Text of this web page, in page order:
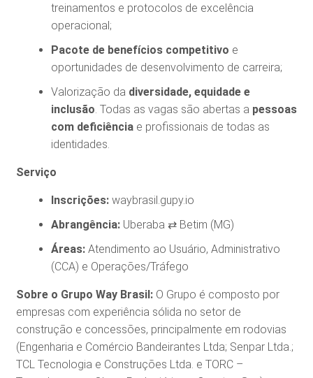
treinamentos e protocolos de excelência
operacional;
Pacote de benefícios competitivo e
oportunidades de desenvolvimento de carreira;
Valorização da diversidade, equidade e
inclusão . Todas as vagas são abertas a pessoas
com deficiênciae profissionais de todas as
identidades.
Serviço
Inscrições:waybrasil.gupy.io
Abrangência:Uberaba ⇄ Betim (MG)
Áreas:Atendimento ao Usuário, Administrativo
(CCA) e Operações/Tráfego
Sobre o Grupo Way Brasil:O Grupo é composto por
empresas com experiência sólida no setor de
construção e concessões, principalmente em rodovias
(Engenharia e Comércio Bandeirantes Ltda; Senpar Ltda.;
TCL Tecnologia e Construções Ltda. e TORC –